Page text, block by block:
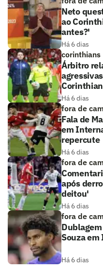
Neto
ao
antes?'
Há 6 dias
corinthians
Árbitro
Há 6 dias
fora de
Fala de
em
repercute
Há 6 dias
fora de
após
deitou'
Há 6 dias
fora de
Souza
Há 6 dias